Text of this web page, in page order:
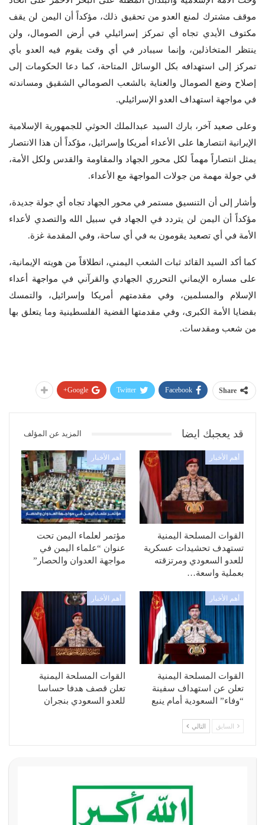
موقف مشترك لمنع العدو من تحقيق ذلك، مؤكداً أن اليمن لن يقف
مكتوف الأيدي تجاه أي تمركز إسرائيلي في أرض الصومال، ولن
ينتظر المتخاذلين، وإنما سيبادر في أي وقت يقوم فيه العدو بأي
تمركز إلى استهدافه بكل الوسائل المتاحة، كما دعا الحكومات إلى
إصلاح وضع الصومال والعناية بالشعب الصومالي الشقيق ومساندته
في مواجهة استهداف العدو الإسرائيلي.
وعلى صعيد آخر، بارك السيد عبدالملك الحوثي للجمهورية الإسلامية
الإيرانية انتصارها على الأعداء أمريكا وإسرائيل، مؤكداً أن هذا الانتصار
يمثل انتصاراً مهماً لكل محور الجهاد والمقاومة والقدس ولكل الأمة،
في جولة مهمة من جولات المواجهة مع الأعداء.
وأشار إلى أن التنسيق مستمر في محور الجهاد تجاه أي جولة جديدة،
مؤكداً أن اليمن لن يتردد في الجهاد في سبيل الله والتصدي لأعداء
الأمة في أي تصعيد يقومون به في أي ساحة، وفي المقدمة غزة.
كما أكد السيد القائد ثبات الشعب اليمني، انطلاقاً من هويته الإيمانية،
على مساره الإيماني التحرري الجهادي والقرآني في مواجهة أعداء
الإسلام والمسلمين، وفي مقدمتهم أمريكا وإسرائيل، والتمسك
بقضايا الأمة الكبرى، وفي مقدمتها القضية الفلسطينية وما يتعلق بها
من شعب ومقدسات.
Share
Facebook
Twitter
Google+
قد يعجبك ايضا المزيد عن المؤلف
أهم الأخبار
القوات المسلحة اليمنية
تستهدف تحشيدات عسكرية
للعدو السعودي ومرتزقته
بعملية واسعة…
أهم الأخبار
مؤتمر لعلماء اليمن تحت
عنوان “علماء اليمن في
مواجهة العدوان والحصار”
أهم الأخبار
القوات المسلحة اليمنية
تعلن عن استهداف سفينة
“وفاء” السعودية أمام ينبع
أهم الأخبار
القوات المسلحة اليمنية
تعلن قصف هدفا حساسا
للعدو السعودي بنجران
السابق التالي